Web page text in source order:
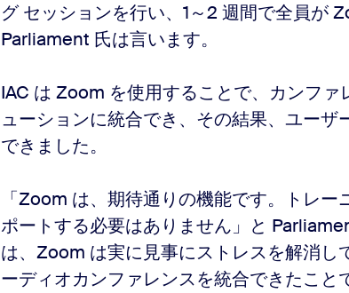
グ セッションを行い、1～2 週間で全員が
Parliament 氏は言います。
IAC は Zoom を使用することで、カンファ
ューションに統合でき、その結果、ユー
できました。
「Zoom は、期待通りの機能です。トレ
ポートする必要はありません」と
は、Zoom は実に見事にストレスを解消し
ーディオカンファレンスを統合できたこ